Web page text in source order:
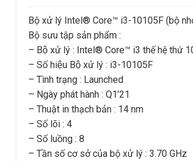
Bộ xử lý Intel® Core™ i3-10105F (bộ
Bộ sưu tập sản phẩm :
– Bộ xử lý : Intel® Core™ i3 thế hệ thứ
– Số hiệu Bộ xử lý : i3-10105F
– Tình trạng : Launched
– Ngày phát hành : Q1’21
– Thuật in thạch bản : 14 nm
– Số lõi : 4
– Số luồng : 8
– Tần số cơ sở của bộ xử lý : 3.70 GHz